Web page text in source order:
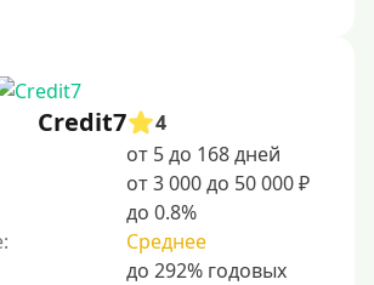
офиса
в Telegram
Credit7
4
от 5 до 168 дней
от 3 000 до 50 000 ₽
до 0.8%
Среднее